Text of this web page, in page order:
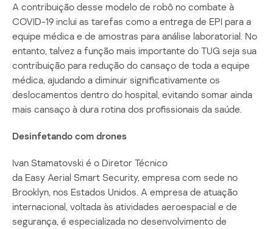
A contribuição desse modelo de robô no combate à
COVID-19 inclui as tarefas como a entrega de EPI para a
equipe médica e de amostras para análise laboratorial. No
entanto, talvez a função mais importante do TUG seja sua
contribuição para redução do cansaço de toda a equipe
médica, ajudando a diminuir significativamente os
deslocamentos dentro do hospital, evitando somar ainda
mais cansaço à dura rotina dos profissionais da saúde.
Desinfetando com drones
Ivan Stamatovski é o Diretor Técnico
da Easy Aerial Smart Security, empresa com sede no
Brooklyn, nos Estados Unidos. A empresa de atuação
internacional, voltada às atividades aeroespacial e de
segurança, é especializada no desenvolvimento de